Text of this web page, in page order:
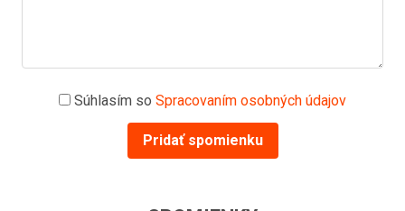
Súhlasím so Spracovaním osobných údajov
Pridať spomienku